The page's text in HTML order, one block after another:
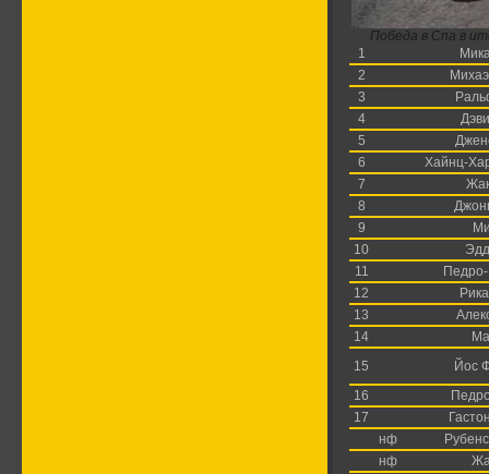
Победа в Спа в
1
2
3
4
5
6
Хайнц-
7
8
9
10
11
12
13
14
15
Йос
16
17
нф
нф